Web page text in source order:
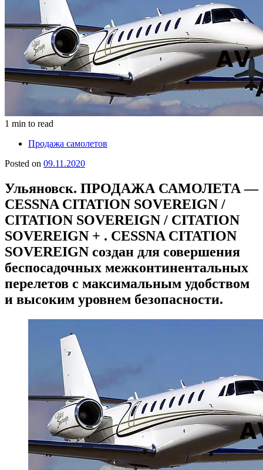
1 min to read
Продажа самолетов
Posted on 09.11.2020
Ульяновск. ПРОДАЖА САМОЛЕТА —
CESSNA CITATION SOVEREIGN /
CITATION SOVEREIGN / CITATION
SOVEREIGN + . CESSNA CITATION
SOVEREIGN создан для совершения
беспосадочных межконтинентальных
перелетов с максимальным удобством
и высоким уровнем безопасности.